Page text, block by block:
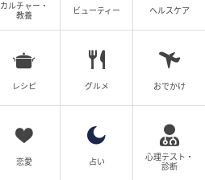
カルチャー・
教養
ビューティー ヘルスケア
レシピ グルメ おでかけ
恋愛 占い
心理テスト・
診断